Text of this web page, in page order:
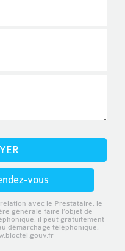
vous
avec le Prestataire, le
générale faire l’objet de
il peut gratuitement
démarchage téléphonique,